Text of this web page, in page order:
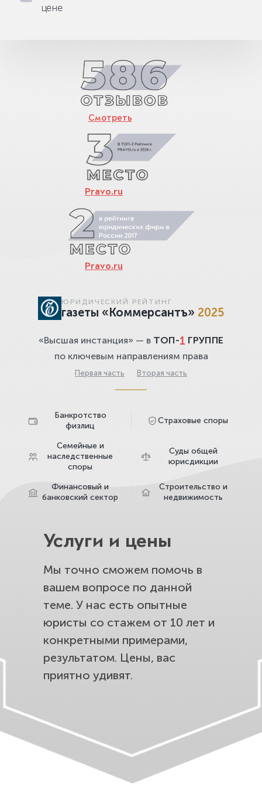
цене
Смотреть
Pravo.ru
Pravo.ru
ЮРИДИЧЕСКИЙ РЕЙТИНГ
газеты «Коммерсантъ» 2025
«Высшая инстанция» — в ТОП-1 ГРУППЕ
по ключевым направлениям права
Первая часть Вторая часть
Банкротство
физлиц
Страховые споры
Семейные и
наследственные
споры
Суды общей
юрисдикции
Финансовый и
банковский сектор
Строительство и
недвижимость
Услуги и цены
Мы точно сможем помочь в
вашем вопросе по данной
теме. У нас есть опытные
юристы со стажем от 10 лет и
конкретными примерами,
результатом. Цены, вас
приятно удивят.